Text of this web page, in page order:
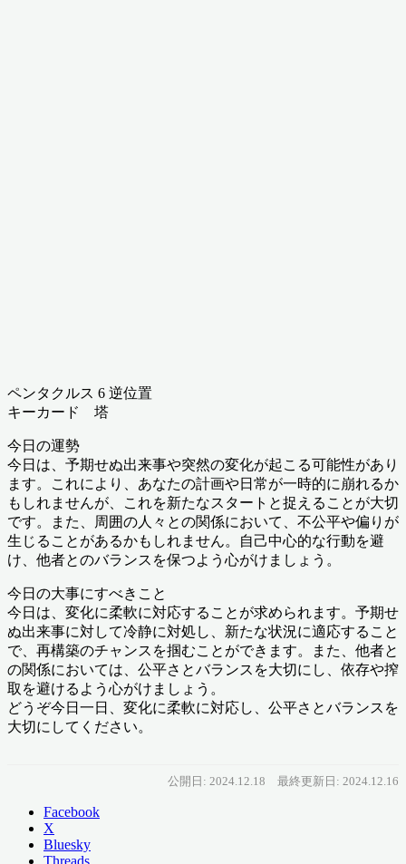
ペンタクルス 6 逆位置
キーカード 塔
今日の運勢
今日は、予期せぬ出来事や突然の変化が起こる可能性があり
ます。これにより、あなたの計画や日常が一時的に崩れるか
もしれませんが、これを新たなスタートと捉えることが大切
です。また、周囲の人々との関係において、不公平や偏りが
生じることがあるかもしれません。自己中心的な行動を避
け、他者とのバランスを保つよう心がけましょう。
今日の大事にすべきこと
今日は、変化に柔軟に対応することが求められます。予期せ
ぬ出来事に対して冷静に対処し、新たな状況に適応すること
で、再構築のチャンスを掴むことができます。また、他者と
の関係においては、公平さとバランスを大切にし、依存や搾
取を避けるよう心がけましょう。
どうぞ今日一日、変化に柔軟に対応し、公平さとバランスを
大切にしてください。
公開日: 2024.12.18 最終更新日: 2024.12.16
Facebook
X
Bluesky